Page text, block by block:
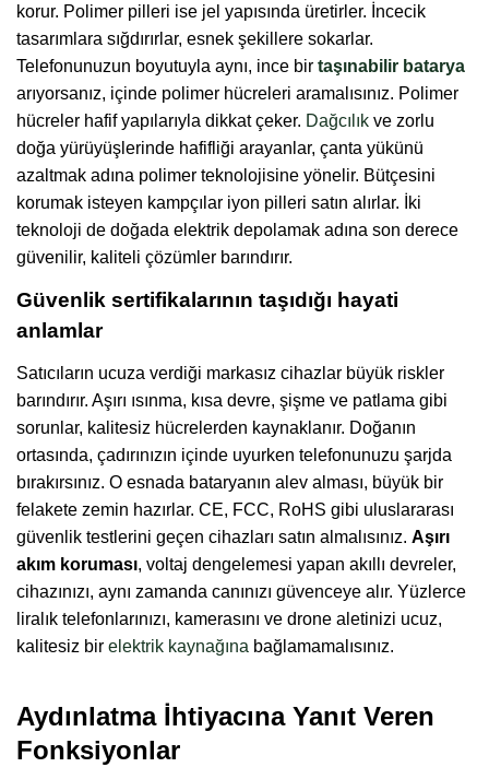
korur. Polimer pilleri ise jel yapısında üretirler. İncecik
tasarımlara sığdırırlar, esnek şekillere sokarlar.
Telefonunuzun boyutuyla aynı, ince bir taşınabilir batarya
arıyorsanız, içinde polimer hücreleri aramalısınız. Polimer
hücreler hafif yapılarıyla dikkat çeker. Dağcılık ve zorlu
doğa yürüyüşlerinde hafifliği arayanlar, çanta yükünü
azaltmak adına polimer teknolojisine yönelir. Bütçesini
korumak isteyen kampçılar iyon pilleri satın alırlar. İki
teknoloji de doğada elektrik depolamak adına son derece
güvenilir, kaliteli çözümler barındırır.
Güvenlik sertifikalarının taşıdığı hayati
anlamlar
Satıcıların ucuza verdiği markasız cihazlar büyük riskler
barındırır. Aşırı ısınma, kısa devre, şişme ve patlama gibi
sorunlar, kalitesiz hücrelerden kaynaklanır. Doğanın
ortasında, çadırınızın içinde uyurken telefonunuzu şarjda
bırakırsınız. O esnada bataryanın alev alması, büyük bir
felakete zemin hazırlar. CE, FCC, RoHS gibi uluslararası
güvenlik testlerini geçen cihazları satın almalısınız. Aşırı
akım koruması, voltaj dengelemesi yapan akıllı devreler,
cihazınızı, aynı zamanda canınızı güvenceye alır. Yüzlerce
liralık telefonlarınızı, kamerasını ve drone aletinizi ucuz,
kalitesiz bir elektrik kaynağına bağlamamalısınız.
Aydınlatma İhtiyacına Yanıt Veren
Fonksiyonlar